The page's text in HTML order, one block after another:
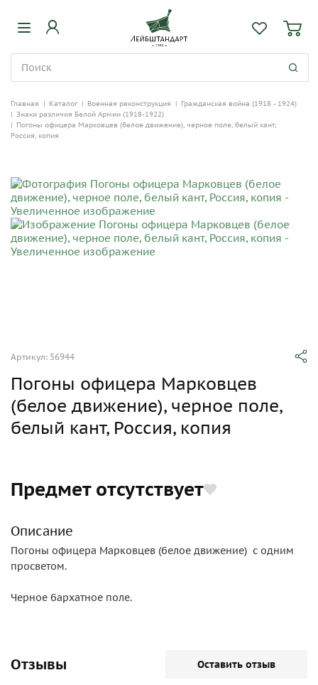
Главная | Каталог | Военная реконструкция | Гражданская война (1918 - 1924)
| Знаки различия Белой Армии (1918-1922)
| Погоны офицера Марковцев (белое движение), черное поле, белый кант,
Россия, копия
Артикул: 56944
Погоны офицера Марковцев
(белое движение), черное поле,
белый кант, Россия, копия
Предмет отсутствует
Описание
Погоны офицера Марковцев (белое движение) с одним
просветом.
Черное бархатное поле.
Отзывы Оставить отзыв